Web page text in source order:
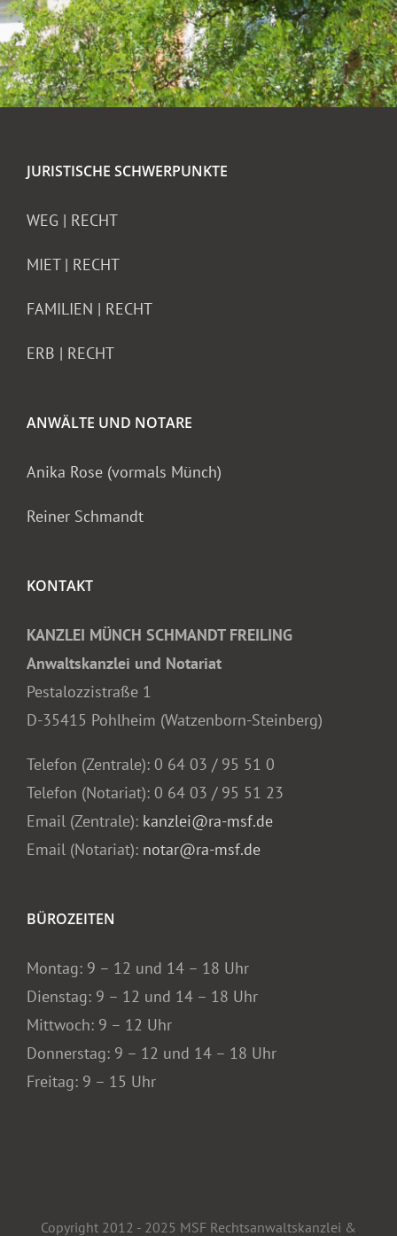
JURISTISCHE SCHWERPUNKTE
WEG | RECHT
MIET | RECHT
FAMILIEN | RECHT
ERB | RECHT
ANWÄLTE UND NOTARE
Anika Rose (vormals Münch)
Reiner Schmandt
KONTAKT
KANZLEI MÜNCH SCHMANDT FREILING
Anwaltskanzlei und Notariat
Pestalozzistraße 1
D-35415 Pohlheim (Watzenborn-Steinberg)
Telefon (Zentrale): 0 64 03 / 95 51 0
Telefon (Notariat): 0 64 03 / 95 51 23
Email (Zentrale): kanzlei@ra-msf.de
Email (Notariat): notar@ra-msf.de
BÜROZEITEN
Montag: 9 – 12 und 14 – 18 Uhr
Dienstag: 9 – 12 und 14 – 18 Uhr
Mittwoch: 9 – 12 Uhr
Donnerstag: 9 – 12 und 14 – 18 Uhr
Freitag: 9 – 15 Uhr
Copyright 2012 - 2025 MSF Rechtsanwaltskanzlei &